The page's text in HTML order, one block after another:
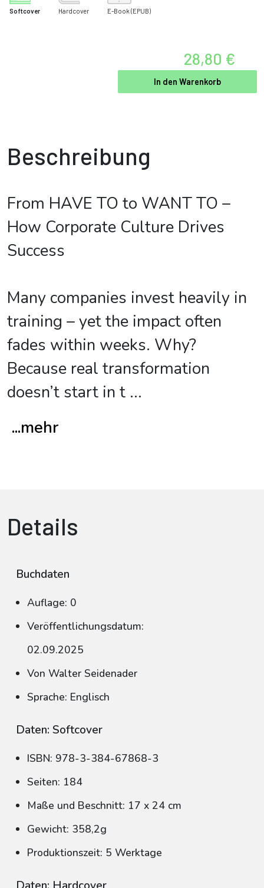
Softcover Hardcover E-Book (EPUB)
28,80 €
In den Warenkorb
Beschreibung
From HAVE TO to WANT TO –
How Corporate Culture Drives
Success
Many companies invest heavily in
training – yet the impact often
fades within weeks. Why?
Because real transformation
doesn’t start in t ...
...mehr
Details
Buchdaten
Auflage: 0
Veröffentlichungsdatum:
02.09.2025
Von Walter Seidenader
Sprache: Englisch
Daten: Softcover
ISBN: 978-3-384-67868-3
Seiten: 184
Maße und Beschnitt: 17 x 24 cm
Gewicht: 358,2g
Produktionszeit: 5 Werktage